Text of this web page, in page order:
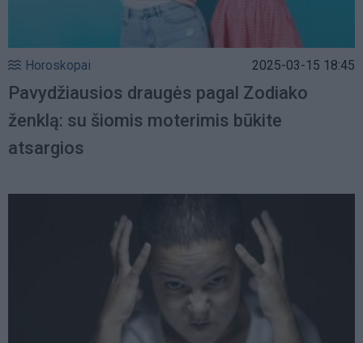
Horoskopai 2025-03-15 18:45
Pavydžiausios draugės pagal Zodiako
ženklą: su šiomis moterimis būkite
atsargios